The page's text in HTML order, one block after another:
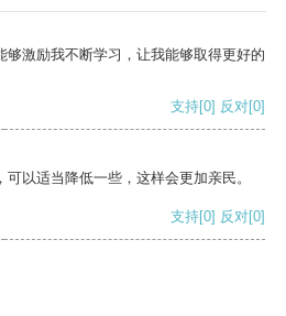
够激励我不断学习，让我能够取得更好的
支持[0] 反对[0]
以适当降低一些，这样会更加亲民。
支持[0] 反对[0]